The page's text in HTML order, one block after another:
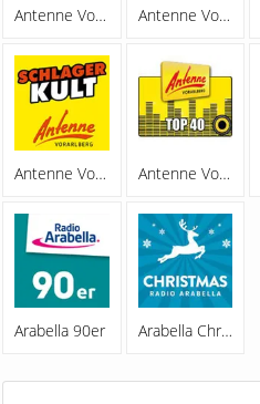
Antenne Vorarlberg Partymix Antenne Vorarlberg Plus 80er,90er
Antenne Vorarlberg Schlagerkult Antenne Vorarlberg Top 40
Arabella 90er Arabella Christmas